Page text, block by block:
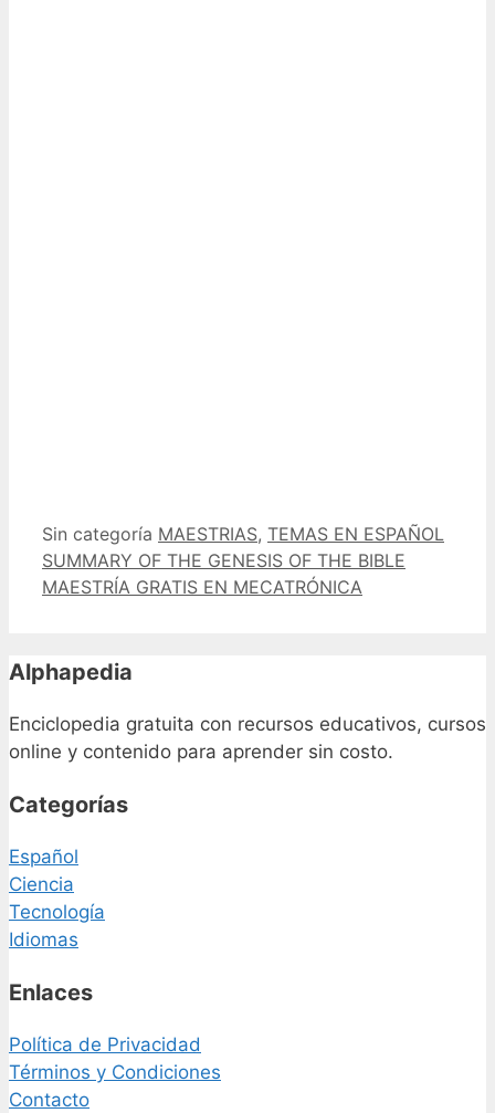
Categorías
Sin categoría Etiquetas
MAESTRIAS, TEMAS EN ESPAÑOL
SUMMARY OF THE GENESIS OF THE BIBLE
MAESTRÍA GRATIS EN MECATRÓNICA
Alphapedia
Enciclopedia gratuita con recursos educativos, cursos
online y contenido para aprender sin costo.
Categorías
Español
Ciencia
Tecnología
Idiomas
Enlaces
Política de Privacidad
Términos y Condiciones
Contacto